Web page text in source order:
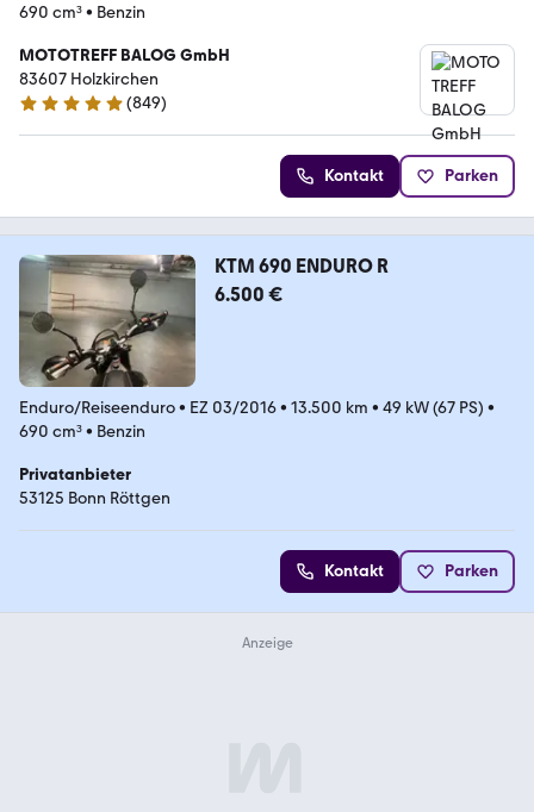
690 cm³• Benzin
MOTOTREFF BALOG GmbH
83607 Holzkirchen
5 Sterne
(849)
Kontakt Parken
KTM 690 ENDURO R
6.500 €
Enduro/Reiseenduro• EZ 03/2016• 13.500 km • 49 kW (67 PS) •
690 cm³• Benzin
Privatanbieter
53125 Bonn Röttgen
Kontakt Parken